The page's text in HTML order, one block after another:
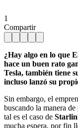
1
Compartir
¿Hay algo en lo que
hace un buen rato
Tesla, también tiene
incluso lanzó su
Sin embargo, el
buscando la manera
tal es el caso de
mucha espera, por fin